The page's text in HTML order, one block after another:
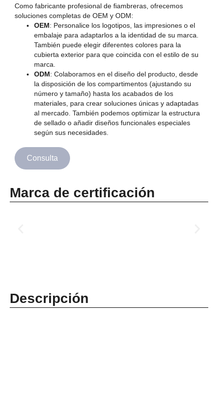
Como fabricante profesional de fiambreras, ofrecemos
soluciones completas de OEM y ODM:
OEM: Personalice los logotipos, las impresiones o el
embalaje para adaptarlos a la identidad de su marca.
También puede elegir diferentes colores para la
cubierta exterior para que coincida con el estilo de su
marca.
ODM: Colaboramos en el diseño del producto, desde
la disposición de los compartimentos (ajustando su
número y tamaño) hasta los acabados de los
materiales, para crear soluciones únicas y adaptadas
al mercado. También podemos optimizar la estructura
de sellado o añadir diseños funcionales especiales
según sus necesidades.
Consulta
Marca de certificación
Descripción